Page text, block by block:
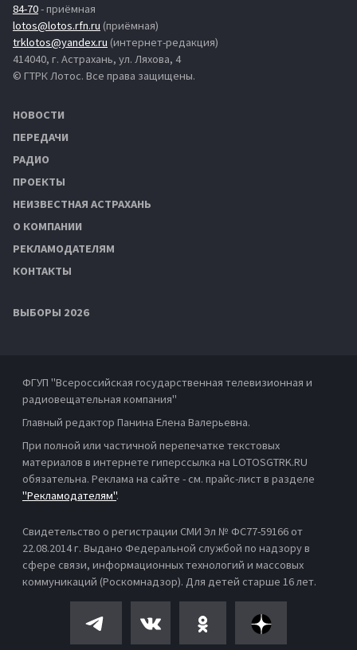
84-70- приёмная
lotos@lotos.rfn.ru (приёмная)
trklotos@yandex.ru (интернет-редакция)
414040, г. Астрахань, ул. Ляхова, 4
© ГТРК Лотос. Все права защищены.
НОВОСТИ
ПЕРЕДАЧИ
РАДИО
ПРОЕКТЫ
НЕИЗВЕСТНАЯ АСТРАХАНЬ
О КОМПАНИИ
РЕКЛАМОДАТЕЛЯМ
КОНТАКТЫ
ВЫБОРЫ 2026
ФГУП "Всероссийская государственная телевизионная и
радиовещательная компания"
Главный редактор Панина Елена Валерьевна.
При полной или частичной перепечатке текстовых
материалов в интернете гиперссылка на LOTOSGTRK.RU
обязательна. Реклама на сайте - см. прайс-лист в разделе
"Рекламодателям".
Свидетельство о регистрации СМИ Эл № ФС77-59166 от
22.08.2014 г. Выдано Федеральной службой по надзору в
сфере связи, информационных технологий и массовых
коммуникаций (Роскомнадзор). Для детей старше 16 лет.